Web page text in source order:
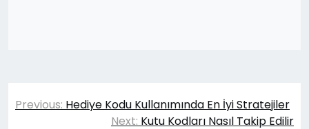
Yazı
gezinmesi
Previous: Hediye Kodu Kullanımında En İyi Stratejiler
Next: Kutu Kodları Nasıl Takip Edilir